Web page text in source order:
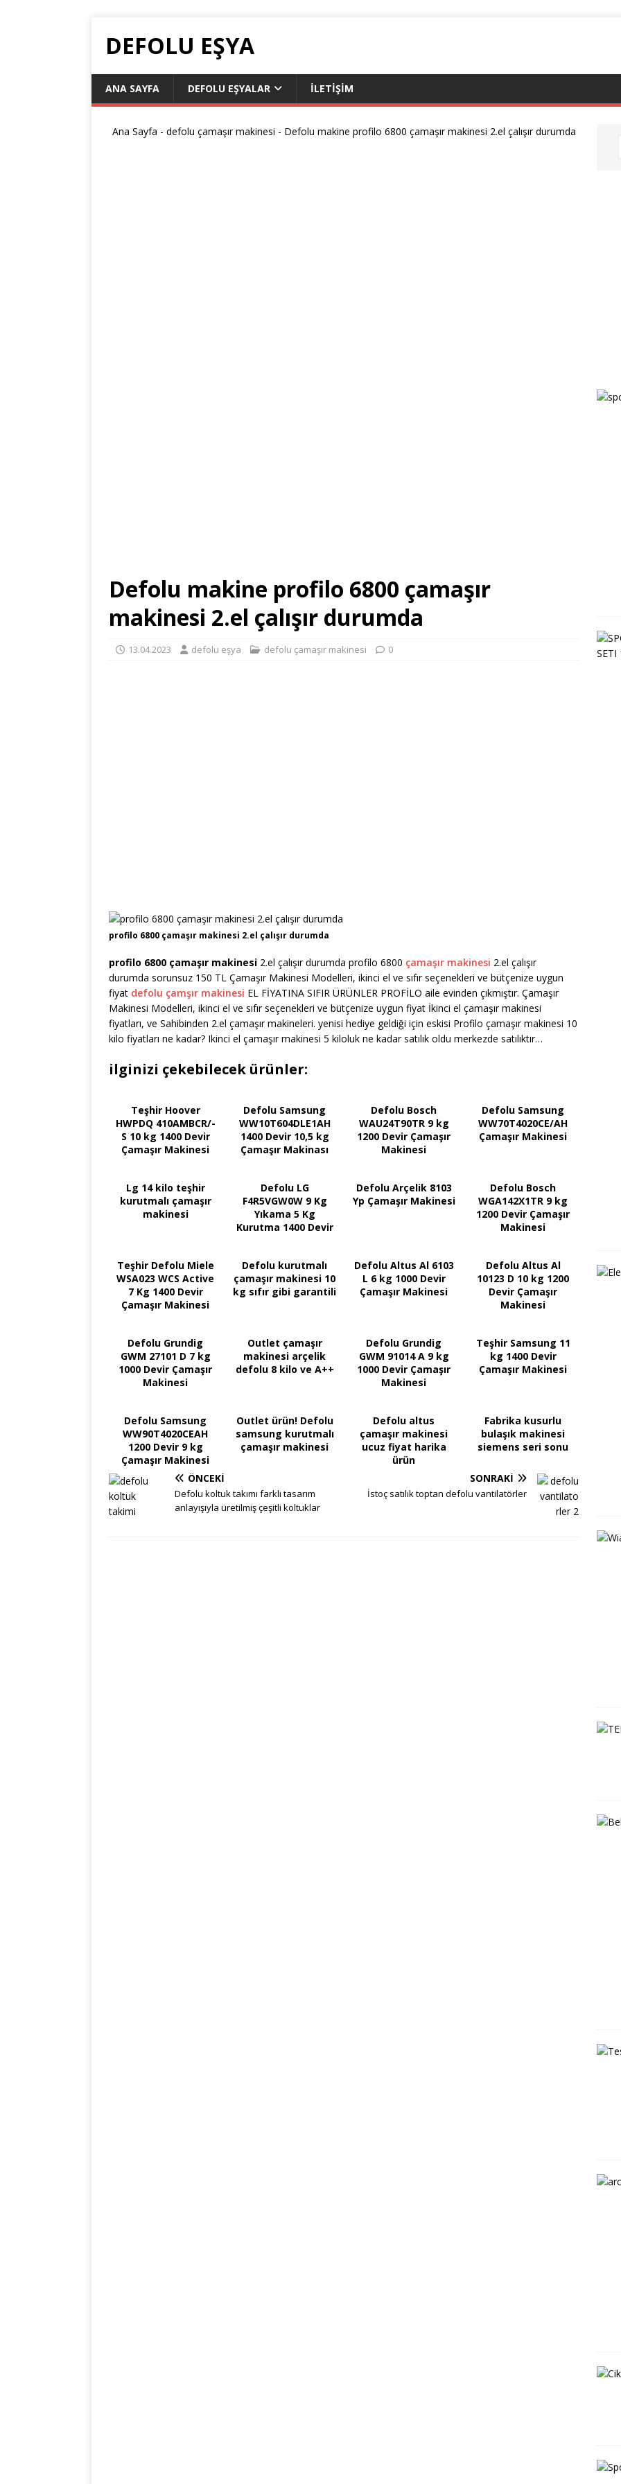
DEFOLU EŞYA
ANA SAYFA DEFOLU EŞYALAR ILETIŞIM
Ana Sayfa - defolu çamaşır makinesi - Defolu makine profilo 6800 çamaşır makinesi 2.el çalışır durumda
Defolu makine profilo 6800 çamaşır
makinesi 2.el çalışır durumda
13.04.2023 defolu eşya defolu çamaşır makinesi 0
profilo 6800 çamaşır makinesi 2.el çalışır durumda
profilo 6800 çamaşır makinesi 2.el çalışır durumda profilo 6800 çamaşır makinesi 2.el çalışır
durumda sorunsuz 150 TL Çamaşır Makinesi Modelleri, ikinci el ve sıfır seçenekleri ve bütçenize uygun
fiyat defolu çamşır makinesi EL FİYATINA SIFIR ÜRÜNLER PROFİLO aile evinden çıkmıştır. Çamaşır
Makinesi Modelleri, ikinci el ve sıfır seçenekleri ve bütçenize uygun fiyat İkinci el çamaşır makinesi
fiyatları, ve Sahibinden 2.el çamaşır makineleri. yenisi hediye geldiği için eskisi Profilo çamaşır makinesi 10
kilo fiyatları ne kadar? Ikinci el çamaşır makinesi 5 kiloluk ne kadar satılık oldu merkezde satılıktır…
ilginizi çekebilecek ürünler:
Teşhir Hoover
HWPDQ 410AMBCR/-
S 10 kg 1400 Devir
Çamaşır Makinesi
Defolu Samsung
WW10T604DLE1AH
1400 Devir 10,5 kg
Çamaşır Makinası
Defolu Bosch
WAU24T90TR 9 kg
1200 Devir Çamaşır
Makinesi
Defolu Samsung
WW70T4020CE/AH
Çamaşır Makinesi
Lg 14 kilo teşhir
kurutmalı çamaşır
makinesi
Defolu LG
F4R5VGW0W 9 Kg
Yıkama 5 Kg
Kurutma 1400 Devir
Defolu Arçelik 8103
Yp Çamaşır Makinesi
Defolu Bosch
WGA142X1TR 9 kg
1200 Devir Çamaşır
Makinesi
Teşhir Defolu Miele
WSA023 WCS Active
7 Kg 1400 Devir
Çamaşır Makinesi
Defolu kurutmalı
çamaşır makinesi 10
kg sıfır gibi garantili
Defolu Altus Al 6103
L 6 kg 1000 Devir
Çamaşır Makinesi
Defolu Altus Al
10123 D 10 kg 1200
Devir Çamaşır
Makinesi
Defolu Grundig
GWM 27101 D 7 kg
1000 Devir Çamaşır
Makinesi
Outlet çamaşır
makinesi arçelik
defolu 8 kilo ve A++
Defolu Grundig
GWM 91014 A 9 kg
1000 Devir Çamaşır
Makinesi
Teşhir Samsung 11
kg 1400 Devir
Çamaşır Makinesi
Defolu Samsung
WW90T4020CEAH
1200 Devir 9 kg
Çamaşır Makinesi
Outlet ürün! Defolu
samsung kurutmalı
çamaşır makinesi
Defolu altus
çamaşır makinesi
ucuz fiyat harika
ürün
Fabrika kusurlu
bulaşık makinesi
siemens seri sonu
ÖNCEKI
Defolu koltuk takımı farklı tasarım
anlayışıyla üretilmiş çeşitli koltuklar
SONRAKI
İstoç satılık toptan defolu vantilatörler